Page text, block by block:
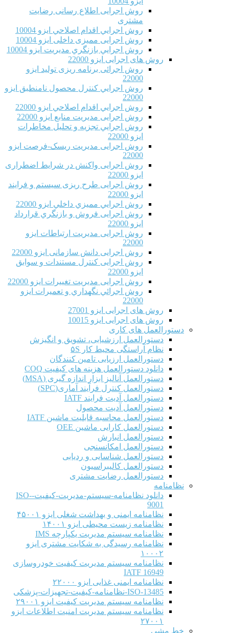
روش اجرایی اطلاع رسانی رضایت
مشتری
روش اجرايي اقدام اصلاحي ایزو 10004
روش اجرایی ممیزی داخلی ایزو 10004
روش اجرايي بازنگري مديريت ایزو 10004
روش های اجرایی ایزو 22000
روش اجرائی برنامه ريزی توليد ایزو
22000
روش اجرايي كنترل محصول نامنطبق ایزو
22000
روش اجرايي اقدام اصلاحي ایزو 22000
روش اجرایی مدیریت منابع ایزو 22000
روش اجرايي تجزیه و تحلیل مخاطرات
ایزو 22000
روش اجرایی مدیریت ریسک-فرصت ایزو
22000
روش اجرایی واکنش در شرایط اضطراری
ایزو 22000
روش اجرایی طرح ریزی سیستم و فرایند
ایزو 22000
روش اجرايي مميزي داخلي ایزو 22000
روش اجرایی فروش و بازنگري قرارداد
ایزو 22000
روش اجرایی مدیریت ارتباطات ایزو
22000
روش اجرایی دانش سازمانی ایزو 22000
روش اجرایی کنترل مستندات و سوابق
ایزو 22000
روش اجرایی مدیریت تغییرات ایزو 22000
روش اجرائي نگهداري و تعميرات ایزو
22000
روش های اجرایی ایزو 27001
روش های اجرایی ایزو 10015
دستورالعمل های کاری
دستورالعمل ارزشیابی، تشویق و انگیزش
نظام آراستگی محیط کار ۵S
دستورالعمل ارزیابی تامین کنندگان
دانلود دستورالعمل هزینه های کیفیت COQ
دستورالعمل آنالیز ابزار اندازه گیری (MSA)
دستورالعمل کنترل فرآیند آماری(SPC)
دستورالعمل آدیت فرایند IATF
دستورالعمل آدیت محصول
دستورالعمل محاسبه قابلیت ماشین IATF
دستورالعمل کارایی ماشین OEE
دستورالعمل انبارش
دستورالعمل امکانسنجی
دستورالعمل شناسایی و ردیابی
دستورالعمل کالیبراسیون
دستورالعمل رضایت مشتری
نظامنامه
دانلود نظامنامه-سیستم-مدیریت-کیفیت-ISO-
9001
نظامنامه ایمنی و بهداشت شغلی ایزو ۴۵۰۰۱
نظامنامه زیست محیطی ایزو ۱۴۰۰۱
نظامنامه سیستم مدیریت یکپارچه IMS
نظامنامه رسیدگی به شکایت مشتری ایزو
۱۰۰۰۲
نظامنامه سیستم مدیریت کیفیت خودروسازی
IATF 16949
نظامنامه ایمنی غذایی ایزو ۲۲۰۰۰
ISO-13485-نظامنامه-کیفیت-تجهیزات-پزشکی
نظامنامه سیستم مدیریت کیفیت ایزو ۲۹۰۰۱
نظامنامه سیستم مدیریت امنیت اطلاعات ایزو
۲۷۰۰۱
خط مشی